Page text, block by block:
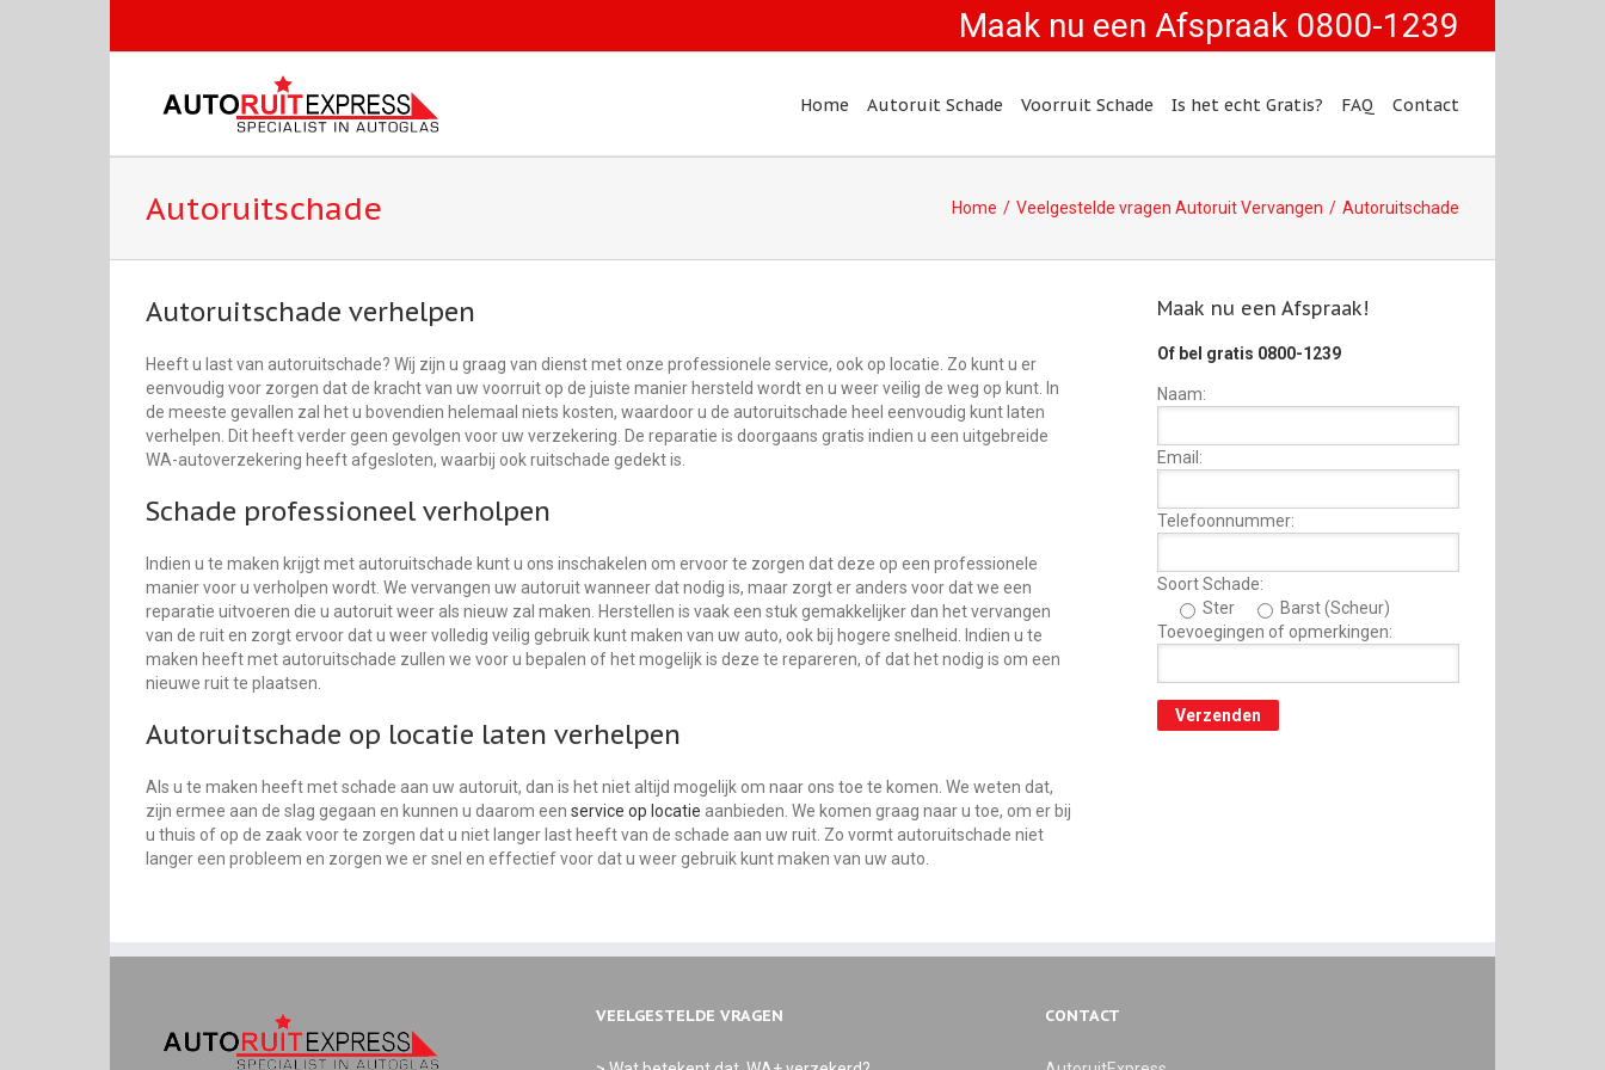
Maak nu een Afspraak 0800-1239
Home Autoruit Schade Voorruit Schade Is het echt Gratis? FAQ Contact
Autoruitschade Home Veelgestelde vragen Autoruit Vervangen Autoruitschade
Autoruitschade verhelpen
Heeft u last van autoruitschade? Wij zijn u graag van dienst met onze professionele service, ook op locatie. Zo kunt u er
eenvoudig voor zorgen dat de kracht van uw voorruit op de juiste manier hersteld wordt en u weer veilig de weg op kunt. In
de meeste gevallen zal het u bovendien helemaal niets kosten, waardoor u de autoruitschade heel eenvoudig kunt laten
verhelpen. Dit heeft verder geen gevolgen voor uw verzekering. De reparatie is doorgaans gratis indien u een uitgebreide
WA-autoverzekering heeft afgesloten, waarbij ook ruitschade gedekt is.
Schade professioneel verholpen
Indien u te maken krijgt met autoruitschade kunt u ons inschakelen om ervoor te zorgen dat deze op een professionele
manier voor u verholpen wordt. We vervangen uw autoruit wanneer dat nodig is, maar zorgt er anders voor dat we een
reparatie uitvoeren die u autoruit weer als nieuw zal maken. Herstellen is vaak een stuk gemakkelijker dan het vervangen
van de ruit en zorgt ervoor dat u weer volledig veilig gebruik kunt maken van uw auto, ook bij hogere snelheid. Indien u te
maken heeft met autoruitschade zullen we voor u bepalen of het mogelijk is deze te repareren, of dat het nodig is om een
nieuwe ruit te plaatsen.
Autoruitschade op locatie laten verhelpen
Als u te maken heeft met schade aan uw autoruit, dan is het niet altijd mogelijk om naar ons toe te komen. We weten dat,
zijn ermee aan de slag gegaan en kunnen u daarom een service op locatie aanbieden. We komen graag naar u toe, om er bij
u thuis of op de zaak voor te zorgen dat u niet langer last heeft van de schade aan uw ruit. Zo vormt autoruitschade niet
langer een probleem en zorgen we er snel en effectief voor dat u weer gebruik kunt maken van uw auto.
Maak nu een Afspraak!
Of bel gratis 0800-1239
Naam:
Email:
Telefoonnummer:
Soort Schade:
Ster
Barst (Scheur)
Toevoegingen of opmerkingen:
VEELGESTELDE VRAGEN CONTACT